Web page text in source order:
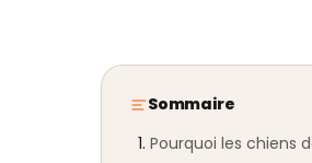
Sommaire
Pourquoi les chiens